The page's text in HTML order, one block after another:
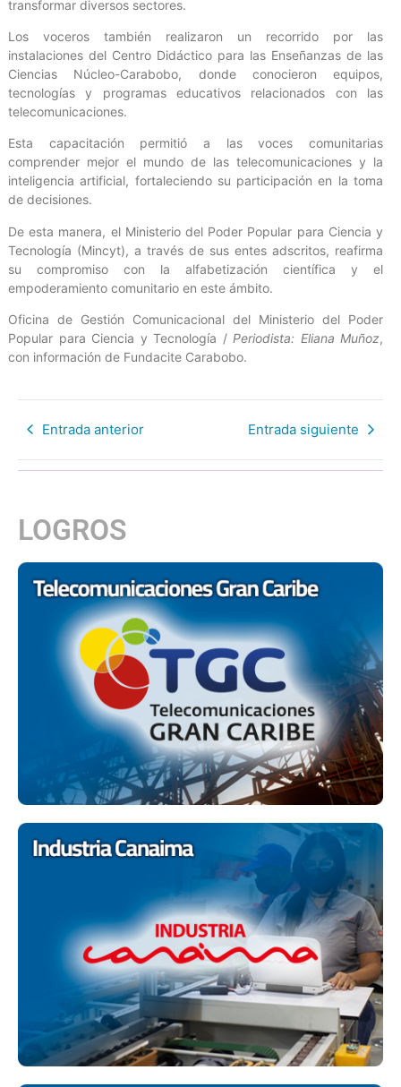
transformar diversos sectores.
Los voceros también realizaron un recorrido por las
instalaciones del Centro Didáctico para las Enseñanzas de las
Ciencias Núcleo-Carabobo, donde conocieron equipos,
tecnologías y programas educativos relacionados con las
telecomunicaciones.
Esta capacitación permitió a las voces comunitarias
comprender mejor el mundo de las telecomunicaciones y la
inteligencia artificial, fortaleciendo su participación en la toma
de decisiones.
De esta manera, el Ministerio del Poder Popular para Ciencia y
Tecnología (Mincyt), a través de sus entes adscritos, reafirma
su compromiso con la alfabetización científica y el
empoderamiento comunitario en este ámbito.
Oficina de Gestión Comunicacional del Ministerio del Poder
Popular para Ciencia y Tecnología / Periodista: Eliana Muñoz,
con información de Fundacite Carabobo.
Entrada anterior Entrada siguiente
LOGROS